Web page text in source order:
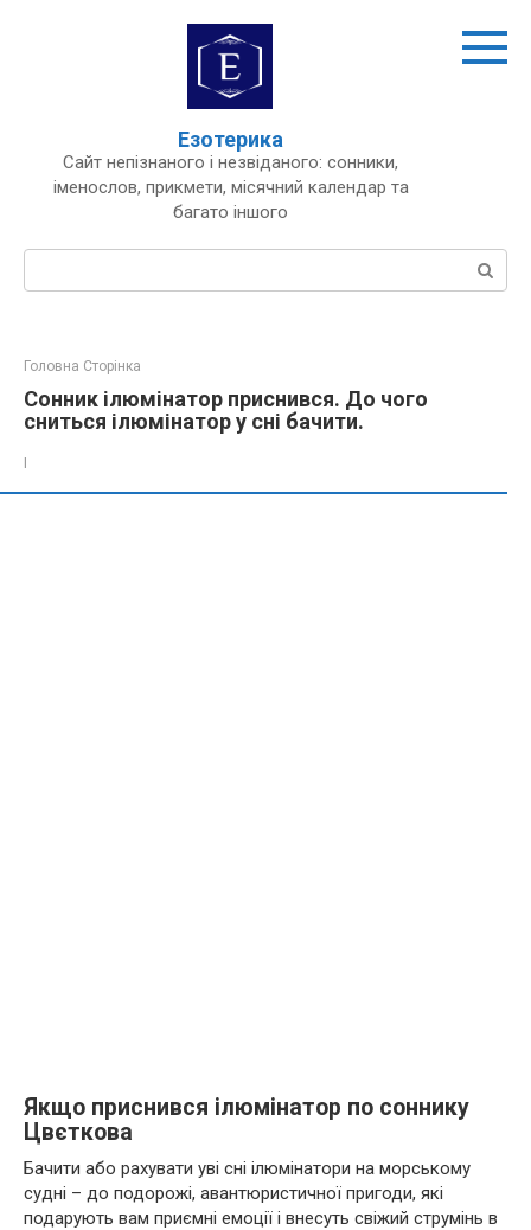
Езотерика
Сайт непізнаного і незвіданого: сонники,
іменослов, прикмети, місячний календар та
багато іншого
Пошук:
Головна Сторінка
Сонник ілюмінатор приснився. До чого
сниться ілюмінатор у сні бачити.
І
Якщо приснився ілюмінатор по соннику
Цвєткова
Бачити або рахувати уві сні ілюмінатори на морському
судні – до подорожі, авантюристичної пригоди, які
подарують вам приємні емоції і внесуть свіжий струмінь в